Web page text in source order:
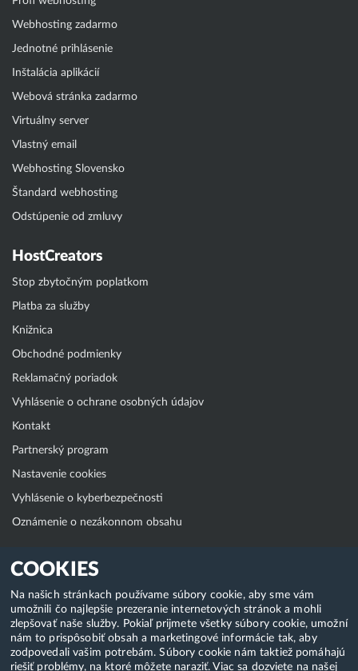
COOKIES
Na našich stránkach používame súbory cookie, aby sme vám
umožnili čo najlepšie prezeranie internetových stránok a mohli
zlepšovať naše služby. Pokiaľ prijmete všetky súbory cookie, umožní
nám to prispôsobiť obsah a marketingové informácie tak, aby
zodpovedali vašim potrebám. Súbory cookie nám taktiež pomáhajú
riešiť problémy, na ktoré môžete naraziť. Viac sa dozviete na našej
Webhosting zadarmo
Jednotné prihlásenie
Inštalácia aplikácií
Webová stránka zadarmo
Virtuálny server
Vlastný email
Webhosting Slovensko
Štandard webhosting
Odstúpenie od zmluvy
HostCreators
Stop zbytočným poplatkom
Platba za služby
Knižnica
Obchodné podmienky
Reklamačný poriadok
Vyhlásenie o ochrane osobných údajov
Kontakt
Partnerský program
Nastavenie cookies
Vyhlásenie o kyberbezpečnosti
Oznámenie o nezákonnom obsahu
Klientská zóna
WebAdmin
WebMail
Zmena hesla (E-mail, FTP, SSH)
Webhosting